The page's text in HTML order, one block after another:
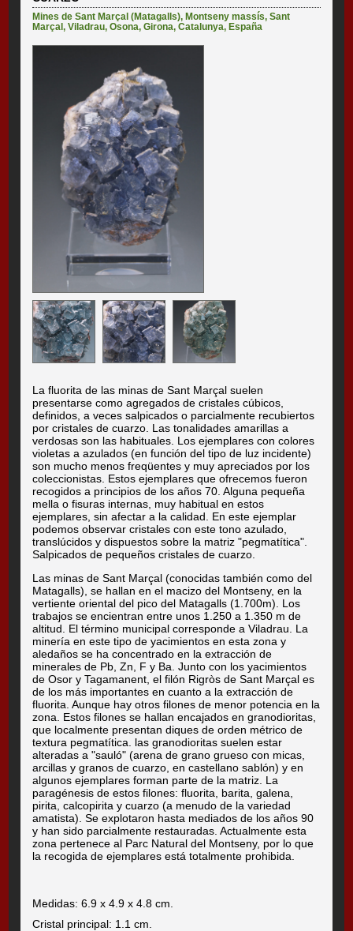
Mines de Sant Marçal (Matagalls),Montseny massís,Sant
Marçal,Viladrau,Osona,Girona,Catalunya,España
La fluorita de las minas de Sant Marçal suelen
presentarse como agregados de cristales cúbicos,
definidos, a veces salpicados o parcialmente recubiertos
por cristales de cuarzo. Las tonalidades amarillas a
verdosas son las habituales. Los ejemplares con colores
violetas a azulados (en función del tipo de luz incidente)
son mucho menos freqüentes y muy apreciados por los
coleccionistas. Estos ejemplares que ofrecemos fueron
recogidos a principios de los años 70. Alguna pequeña
mella o fisuras internas, muy habitual en estos
ejemplares, sin afectar a la calidad. En este ejemplar
podemos observar cristales con este tono azulado,
translúcidos y dispuestos sobre la matriz "pegmatítica".
Salpicados de pequeños cristales de cuarzo.
Las minas de Sant Marçal (conocidas también como del
Matagalls), se hallan en el macizo del Montseny, en la
vertiente oriental del pico del Matagalls (1.700m). Los
trabajos se encientran entre unos 1.250 a 1.350 m de
altitud. El término municipal corresponde a Viladrau. La
minería en este tipo de yacimientos en esta zona y
aledaños se ha concentrado en la extracción de
minerales de Pb, Zn, F y Ba. Junto con los yacimientos
de Osor y Tagamanent, el filón Rigròs de Sant Marçal es
de los más importantes en cuanto a la extracción de
fluorita. Aunque hay otros filones de menor potencia en la
zona. Estos filones se hallan encajados en granodioritas,
que localmente presentan diques de orden métrico de
textura pegmatítica. las granodioritas suelen estar
alteradas a "sauló" (arena de grano grueso con micas,
arcillas y granos de cuarzo, en castellano sablón) y en
algunos ejemplares forman parte de la matriz. La
paragénesis de estos filones: fluorita, barita, galena,
pirita, calcopirita y cuarzo (a menudo de la variedad
amatista). Se explotaron hasta mediados de los años 90
y han sido parcialmente restauradas. Actualmente esta
zona pertenece al Parc Natural del Montseny, por lo que
la recogida de ejemplares está totalmente prohibida.
Medidas: 6.9 x 4.9 x 4.8 cm.
Cristal principal: 1.1 cm.